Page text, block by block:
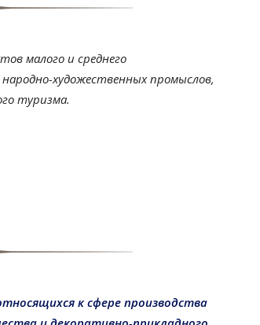
малого и среднего
художественных промыслов,
туризма.
к сфере производства